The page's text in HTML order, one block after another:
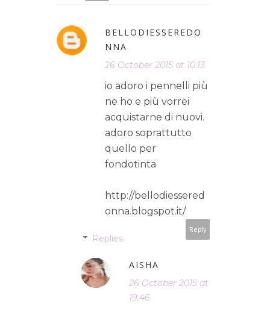
BELLODIESSEREDO
NNA
26 October 2015 at 10:13
io adoro i pennelli più
ne ho e più vorrei
acquistarne di nuovi.
adoro soprattutto
quello per
fondotinta
http://bellodiessered
onna.blogspot.it/
Reply
Replies
AISHA
26 October 2015 at
19:46